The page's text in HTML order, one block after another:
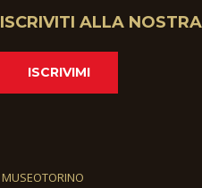
ISCRIVITI ALLA
ISCRIVIMI
MUSEOTORINO